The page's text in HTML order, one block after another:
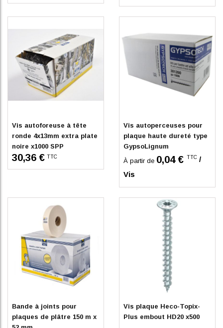
Indisponible
Vis autoforeuse à tête
ronde 4x13mm extra plate
noire x1000 SPP
30,36 € TTC
Vis autoperceuses pour
plaque haute dureté type
GypsoLignum
À partir de 0,04 € TTC /
Vis
En stock
Bande à joints pour
plaques de plâtre 150 m x
Vis plaque Heco-Topix-
Plus embout HD20 x500